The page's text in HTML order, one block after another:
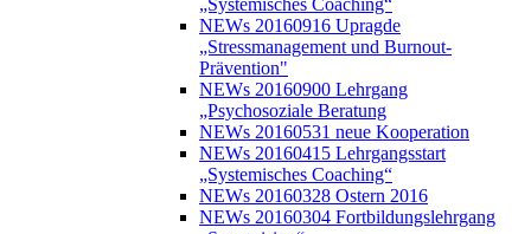
NEWs 20160916 Upragde
„Stressmanagement und Burnout-
Prävention"
NEWs 20160900 Lehrgang
„Psychosoziale Beratung
NEWs 20160531 neue Kooperation
NEWs 20160415 Lehrgangsstart
„Systemisches Coaching“
NEWs 20160328 Ostern 2016
NEWs 20160304 Fortbildungslehrgang